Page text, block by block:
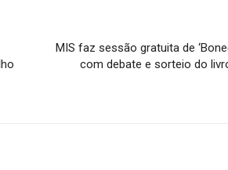
MIS faz sessão gratuita de
com debate e sorteio do